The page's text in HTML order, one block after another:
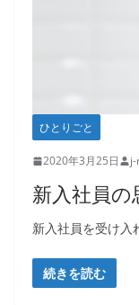
ひとりごと
2020年3月25日
新入社員の
新入社員を受け入
続きを読む